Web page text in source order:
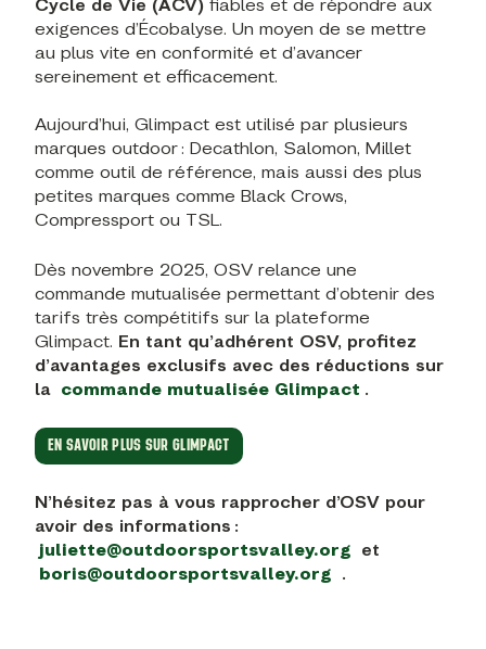
Cycle de Vie (ACV) fiables et de répondre aux
exigences d’Écobalyse. Un moyen de se mettre
au plus vite en conformité et d’avancer
sereinement et efficacement.
Aujourd’hui, Glimpact est utilisé par plusieurs
marques outdoor : Decathlon, Salomon, Millet
comme outil de référence, mais aussi des plus
petites marques comme Black Crows,
Compressport ou TSL.
Dès novembre 2025, OSV relance une
commande mutualisée permettant d’obtenir des
tarifs très compétitifs sur la plateforme
Glimpact. En tant qu’adhérent OSV, profitez
d’avantages exclusifs avec des réductions sur
la commande mutualisée Glimpact .
EN SAVOIR PLUS SUR GLIMPACT
N’hésitez pas à vous rapprocher d’OSV pour
avoir des informations :
juliette@outdoorsportsvalley.org et
boris@outdoorsportsvalley.org .